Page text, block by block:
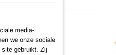
media-
we onze sociale
site gebruikt. Zij